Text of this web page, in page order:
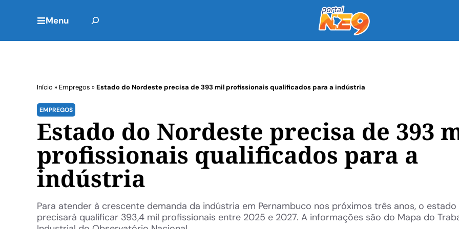
Menu
Início » Empregos »Estado do Nordeste precisa de 393 mil profissionais qualificados para a indústria
EMPREGOS
Estado do Nordeste precisa de 393
profissionais qualificados para a
indústria
Para atender à crescente demanda da indústria em Pernambuco nos próximos três anos, o estado
precisará qualificar 393,4 mil profissionais entre 2025 e 2027. A informações são do Mapa do